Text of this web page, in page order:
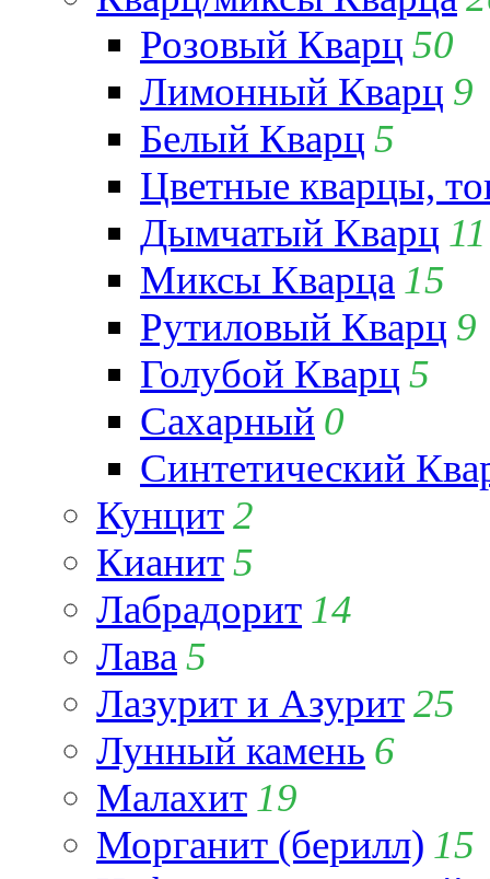
Розовый Кварц 50
Лимонный Кварц 9
Белый Кварц 5
Цветные кварцы,
Дымчатый Кварц 11
Миксы Кварца 15
Рутиловый Кварц 9
Голубой Кварц 5
Сахарный 0
Синтетический
Кунцит2
Кианит5
Лабрадорит 14
Лава 5
Лазурит и Азурит25
Лунный камень 6
Малахит 19
Морганит (берилл) 15